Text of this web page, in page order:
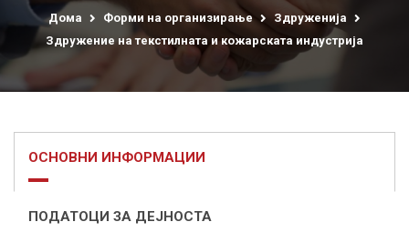
Дома Форми на организирање
Здруженија
Здружение на текстилната и кожарската индустрија
ОСНОВНИ ИНФОРМАЦИИ
ПОДАТОЦИ ЗА ДЕЈНОСТА